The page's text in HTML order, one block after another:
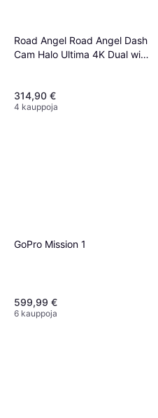
Road Angel Road Angel Dash
Cam Halo Ultima 4K Dual with
314,90 €
4 kauppoja
GoPro Mission 1
599,99 €
6 kauppoja